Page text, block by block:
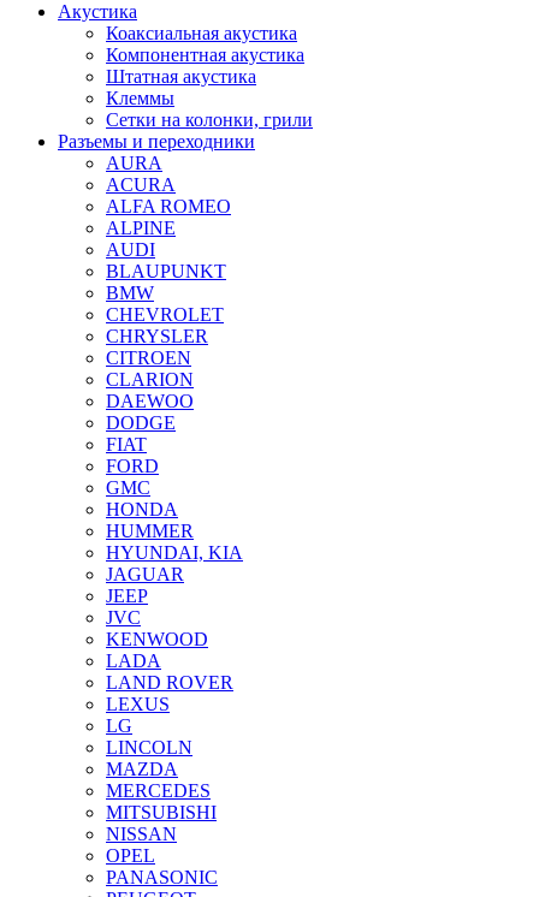
Акустика
Коаксиальная акустика
Компонентная акустика
Штатная акустика
Клеммы
Сетки на колонки, грили
Разъемы и переходники
AURA
ACURA
ALFA ROMEO
ALPINE
AUDI
BLAUPUNKT
BMW
CHEVROLET
CHRYSLER
CITROEN
CLARION
DAEWOO
DODGE
FIAT
FORD
GMC
HONDA
HUMMER
HYUNDAI, KIA
JAGUAR
JEEP
JVC
KENWOOD
LADA
LAND ROVER
LEXUS
LG
LINCOLN
MAZDA
MERCEDES
MITSUBISHI
NISSAN
OPEL
PANASONIC